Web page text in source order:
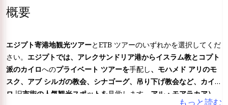
概要
エジプト寄港地観光ツアーとETB ツアーのいずれかを選択してくだ
さい。 エジプトでは、アレクサンドリア港からイスラム教とコプト
派のカイロへのプライベート ツアーを手配し、モハメド アリのモ
スク、アブ シルガの教会、シナゴーグ、吊り下げ教会など、カイ
ロ 旧市街の人気観光スポットを 見学します。 アル・モアラカア）。
もっと読む